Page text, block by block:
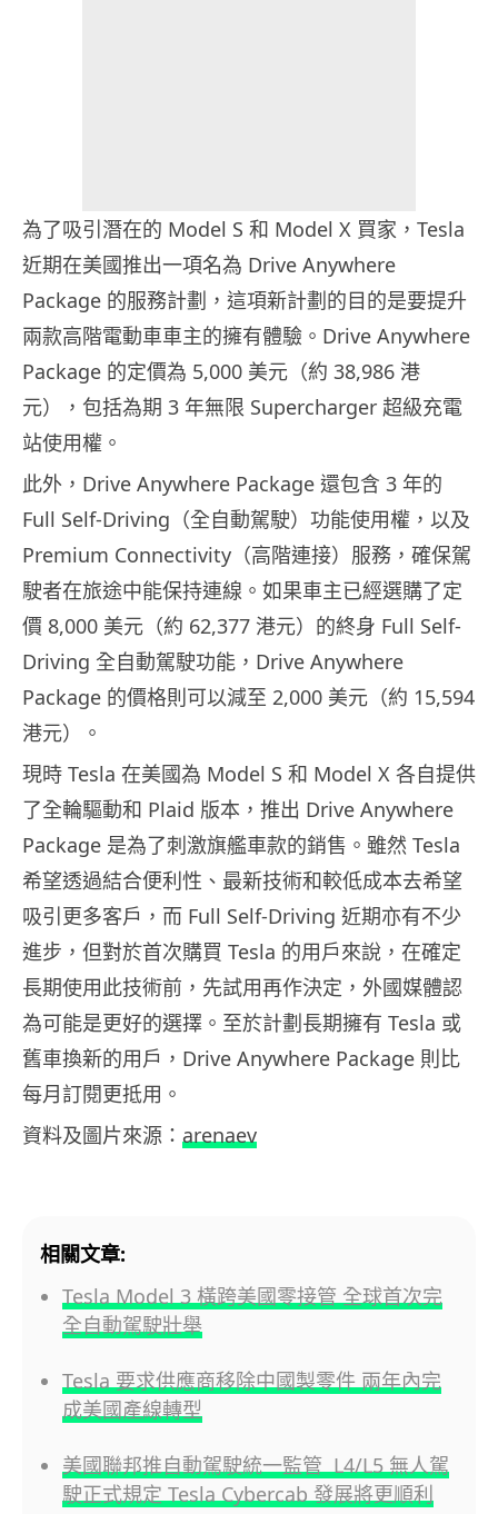
為了吸引潛在的 Model S 和 Model X 買家，Tesla
近期在美國推出一項名為 Drive Anywhere
Package 的服務計劃，這項新計劃的目的是要提升
兩款高階電動車車主的擁有體驗。Drive Anywhere
Package 的定價為 5,000 美元（約 38,986 港
元），包括為期 3 年無限 Supercharger 超級充電
站使用權。
此外，Drive Anywhere Package 還包含 3 年的
Full Self-Driving（全自動駕駛）功能使用權，以及
Premium Connectivity（高階連接）服務，確保駕
駛者在旅途中能保持連線。如果車主已經選購了定
價 8,000 美元（約 62,377 港元）的終身 Full Self-
Driving 全自動駕駛功能，Drive Anywhere
Package 的價格則可以減至 2,000 美元（約 15,594
港元）。
現時 Tesla 在美國為 Model S 和 Model X 各自提供
了全輪驅動和 Plaid 版本，推出 Drive Anywhere
Package 是為了刺激旗艦車款的銷售。雖然 Tesla
希望透過結合便利性、最新技術和較低成本去希望
吸引更多客戶，而 Full Self-Driving 近期亦有不少
進步，但對於首次購買 Tesla 的用戶來說，在確定
長期使用此技術前，先試用再作決定，外國媒體認
為可能是更好的選擇。至於計劃長期擁有 Tesla 或
舊車換新的用戶，Drive Anywhere Package 則比
每月訂閱更抵用。
資料及圖片來源： arenaev
相關文章:
Tesla Model 3 橫跨美國零接管 全球首次完
全自動駕駛壯舉
Tesla 要求供應商移除中國製零件 兩年內完
成美國產線轉型
美國聯邦推自動駕駛統一監管 L4/L5 無人駕
駛正式規定 Tesla Cybercab 發展將更順利